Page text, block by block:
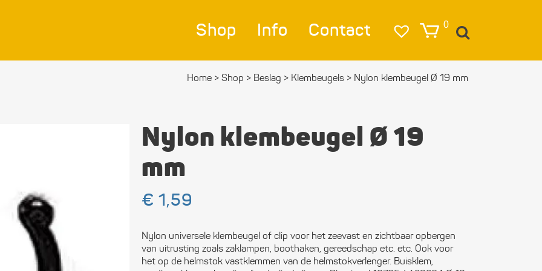
0
Shop
Navigatie
Verlichting
materialen
Elektra en
Info Contact
Home > Shop > Beslag > Klembeugels > Nylon klembeugel Ø 19 mm
Nylon klembeugel Ø 19
mm
€ 1,59
Nylon universele klembeugel of clip voor het zeevast en zichtbaar opbergen
van uitrusting zoals zaklampen, boothaken, gereedschap etc. etc. Ook voor
het op de helmstok vastklemmen van de helmstokverlenger. Buisklem,